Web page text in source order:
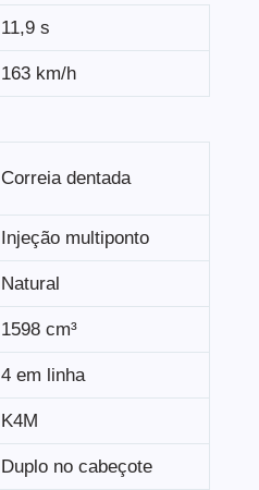
11,9 s
163 km/h
Correia dentada
Injeção multiponto
Natural
1598 cm³
4 em linha
K4M
Duplo no cabeçote